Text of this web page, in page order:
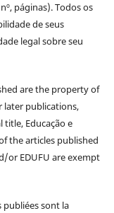
páginas). Todos os
de seus
legal sobre seu
are the property of
later publications,
Educação e
the articles published
or EDUFU are exempt
publiées sont la